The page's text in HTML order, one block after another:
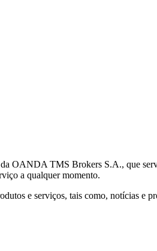
OANDA TMS Brokers S.A., que
a qualquer momento.
e serviços, tais como, notícias e